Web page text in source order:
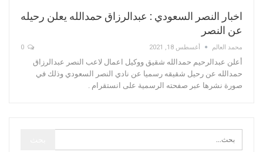
اخبار النصر السعودي : عبدالرزاق حمدالله يعلن رحيله
عن النصر
محمد العالم أغسطس 18, 2021
أعلن عبدالرحيم حمدالله شقيق ووكيل اعمال لاعب النصر عبدالرزاق
حمدالله عن رحيل شقيقه رسميا عن نادي النصر السعودي وذلك في
صورة نشرها عبر صفحته الرسمية على انستقرام .